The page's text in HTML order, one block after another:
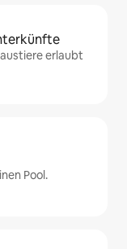
erlaubt
Pool.